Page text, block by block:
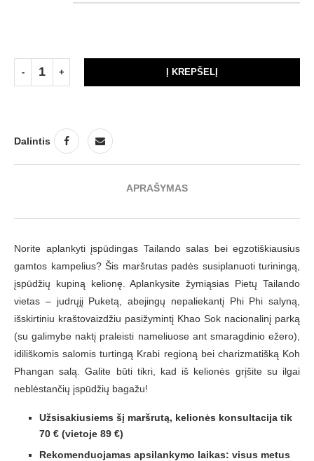
Į KREPŠELĮ
Dalintis
APRAŠYMAS
Norite aplankyti įspūdingas Tailando salas bei egzotiškiausius
gamtos kampelius? Šis maršrutas padės susiplanuoti turiningą,
įspūdžių kupiną kelionę. Aplankysite žymiąsias Pietų Tailando
vietas – judrųjį Puketą, abejingų nepaliekantį Phi Phi salyną,
išskirtiniu kraštovaizdžiu pasižymintį Khao Sok nacionalinį parką
(su galimybe naktį praleisti nameliuose ant smaragdinio ežero),
idiliškomis salomis turtingą Krabi regioną bei charizmatišką Koh
Phangan salą. Galite būti tikri, kad iš kelionės grįšite su ilgai
neblėstančių įspūdžių bagažu!
Užsisakiusiems šį maršrutą, kelionės konsultacija tik
70 € (vietoje 89 €)
Rekomenduojamas apsilankymo laikas: visus metus